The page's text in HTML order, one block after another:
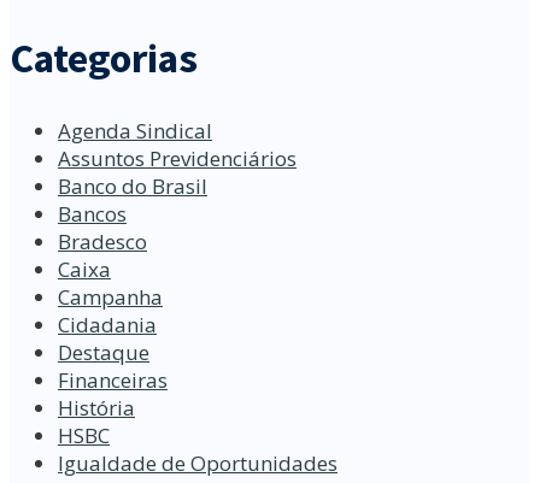
Categorias
Agenda Sindical
Assuntos Previdenciários
Banco do Brasil
Bancos
Bradesco
Caixa
Campanha
Cidadania
Destaque
Financeiras
História
HSBC
Igualdade de Oportunidades